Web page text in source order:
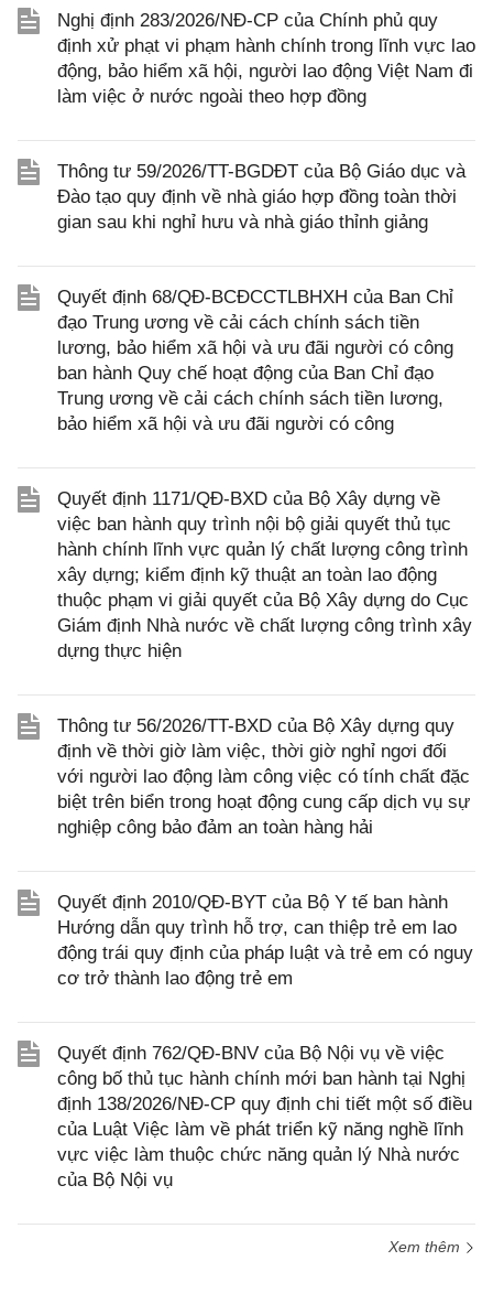
Nghị định 283/2026/NĐ-CP của Chính phủ quy
định xử phạt vi phạm hành chính trong lĩnh vực lao
động, bảo hiểm xã hội, người lao động Việt Nam đi
làm việc ở nước ngoài theo hợp đồng
Thông tư 59/2026/TT-BGDĐT của Bộ Giáo dục và
Đào tạo quy định về nhà giáo hợp đồng toàn thời
gian sau khi nghỉ hưu và nhà giáo thỉnh giảng
Quyết định 68/QĐ-BCĐCCTLBHXH của Ban Chỉ
đạo Trung ương về cải cách chính sách tiền
lương, bảo hiểm xã hội và ưu đãi người có công
ban hành Quy chế hoạt động của Ban Chỉ đạo
Trung ương về cải cách chính sách tiền lương,
bảo hiểm xã hội và ưu đãi người có công
Quyết định 1171/QĐ-BXD của Bộ Xây dựng về
việc ban hành quy trình nội bộ giải quyết thủ tục
hành chính lĩnh vực quản lý chất lượng công trình
xây dựng; kiểm định kỹ thuật an toàn lao động
thuộc phạm vi giải quyết của Bộ Xây dựng do Cục
Giám định Nhà nước về chất lượng công trình xây
dựng thực hiện
Thông tư 56/2026/TT-BXD của Bộ Xây dựng quy
định về thời giờ làm việc, thời giờ nghỉ ngơi đối
với người lao động làm công việc có tính chất đặc
biệt trên biển trong hoạt động cung cấp dịch vụ sự
nghiệp công bảo đảm an toàn hàng hải
Quyết định 2010/QĐ-BYT của Bộ Y tế ban hành
Hướng dẫn quy trình hỗ trợ, can thiệp trẻ em lao
động trái quy định của pháp luật và trẻ em có nguy
cơ trở thành lao động trẻ em
Quyết định 762/QĐ-BNV của Bộ Nội vụ về việc
công bố thủ tục hành chính mới ban hành tại Nghị
định 138/2026/NĐ-CP quy định chi tiết một số điều
của Luật Việc làm về phát triển kỹ năng nghề lĩnh
vực việc làm thuộc chức năng quản lý Nhà nước
của Bộ Nội vụ
Xem thêm